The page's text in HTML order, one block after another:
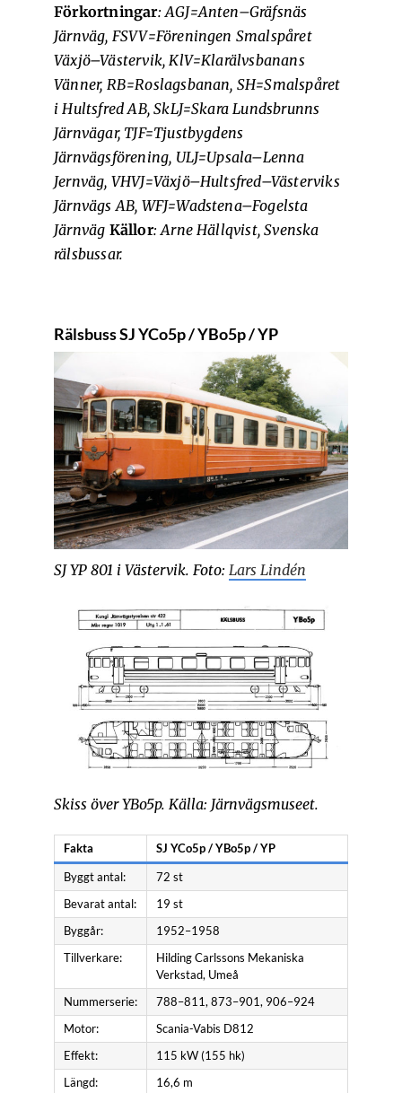
Förkortningar: AGJ=Anten–Gräfsnäs
Järnväg, FSVV=Föreningen Smalspåret
Växjö–Västervik, KlV=Klarälvsbanans
Vänner, RB=Roslagsbanan, SH=Smalspåret
i Hultsfred AB, SkLJ=Skara Lundsbrunns
Järnvägar, TJF=Tjustbygdens
Järnvägsförening, ULJ=Upsala–Lenna
Jernväg, VHVJ=Växjö–Hultsfred–Västerviks
Järnvägs AB, WFJ=Wadstena–Fogelsta
Järnväg Källor: Arne Hällqvist, Svenska
rälsbussar.
Rälsbuss SJ YCo5p / YBo5p / YP
SJ YP 801 i Västervik. Foto: Lars Lindén
Skiss över YBo5p. Källa: Järnvägsmuseet.
Fakta
SJ YCo5p / YBo5p / YP
Byggt antal:
72 st
Bevarat antal:
19 st
Byggår:
1952–1958
Tillverkare:
Hilding Carlssons Mekaniska
Verkstad, Umeå
Nummerserie:
788–811, 873–901, 906–924
Motor:
Scania-Vabis D812
Effekt:
115 kW (155 hk)
Längd:
16,6 m